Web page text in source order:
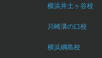
横浜井土ヶ谷校
川崎溝の口校
横浜綱島校